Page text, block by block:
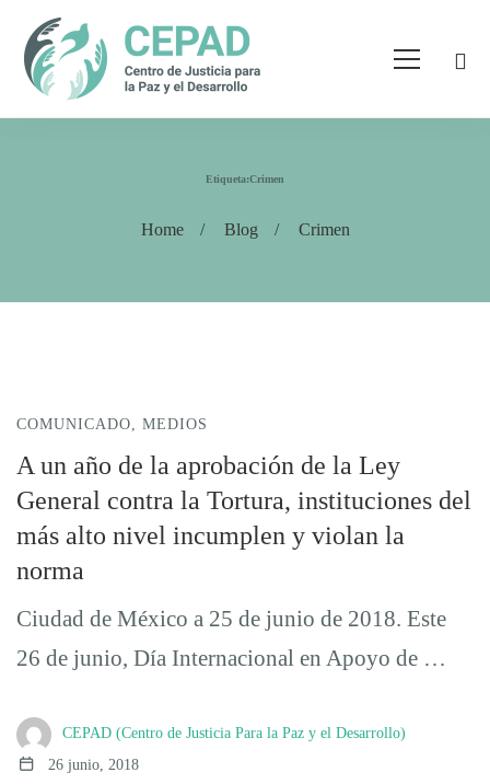
Etiqueta:Crimen
Home Blog Crimen
COMUNICADO, MEDIOS
A un año de la aprobación de la Ley
General contra la Tortura, instituciones del
más alto nivel incumplen y violan la
norma
Ciudad de México a 25 de junio de 2018. Este
26 de junio, Día Internacional en Apoyo de …
CEPAD (Centro de Justicia Para la Paz y el Desarrollo)
26 junio, 2018